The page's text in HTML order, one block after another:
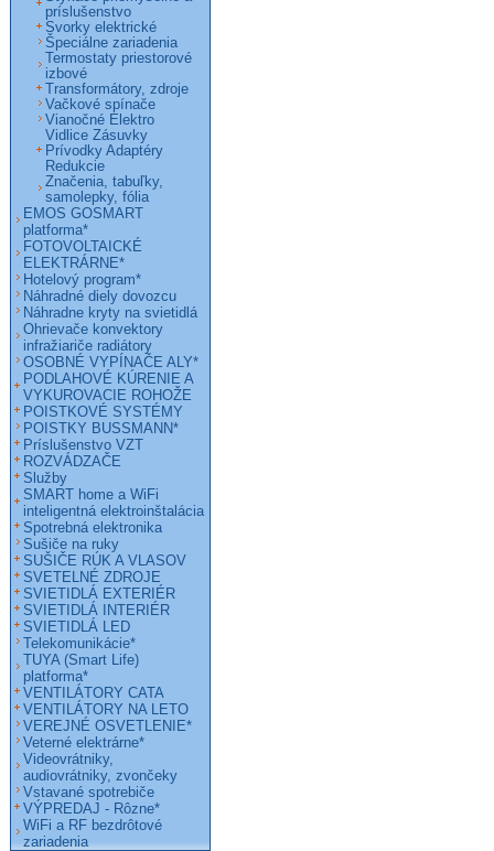
príslušenstvo
Svorky elektrické
Špeciálne zariadenia
Termostaty priestorové
izbové
Transformátory, zdroje
Vačkové spínače
Vianočné Elektro
Vidlice Zásuvky
Prívodky Adaptéry
Redukcie
Značenia, tabuľky,
samolepky, fólia
EMOS GOSMART
platforma*
FOTOVOLTAICKÉ
ELEKTRÁRNE*
Hotelový program*
Náhradné diely dovozcu
Náhradne kryty na svietidlá
Ohrievače konvektory
infražiariče radiátory
OSOBNÉ VYPÍNAČE ALY*
PODLAHOVÉ KÚRENIE A
VYKUROVACIE ROHOŽE
POISTKOVÉ SYSTÉMY
POISTKY BUSSMANN*
Príslušenstvo VZT
ROZVÁDZAČE
Služby
SMART home a WiFi
inteligentná elektroinštalácia
Spotrebná elektronika
Sušiče na ruky
SUŠIČE RÚK A VLASOV
SVETELNÉ ZDROJE
SVIETIDLÁ EXTERIÉR
SVIETIDLÁ INTERIÉR
SVIETIDLÁ LED
Telekomunikácie*
TUYA (Smart Life)
platforma*
VENTILÁTORY CATA
VENTILÁTORY NA LETO
VEREJNÉ OSVETLENIE*
Veterné elektrárne*
Videovrátniky,
audiovrátniky, zvončeky
Vstavané spotrebiče
VÝPREDAJ - Rôzne*
WiFi a RF bezdrôtové
zariadenia